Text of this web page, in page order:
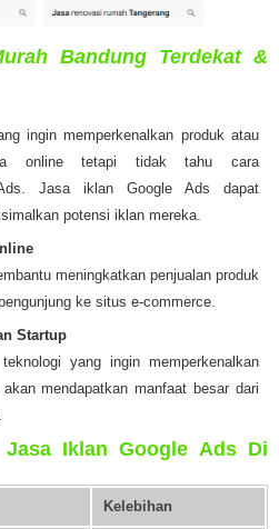
Bandung Terdekat &
ingin memperkenalkan produk atau
online tetapi tidak tahu cara
Jasa iklan Google Ads dapat
potensi iklan mereka.
meningkatkan penjualan produk
ke situs e-commerce.
Startup
yang ingin memperkenalkan
mendapatkan manfaat besar dari
Jasa Iklan Google Ads Di
Kelebihan